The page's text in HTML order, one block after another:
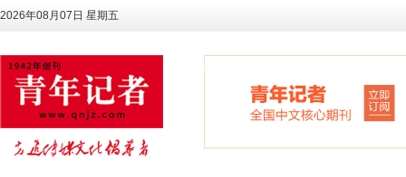
2026年08月07日 星期五